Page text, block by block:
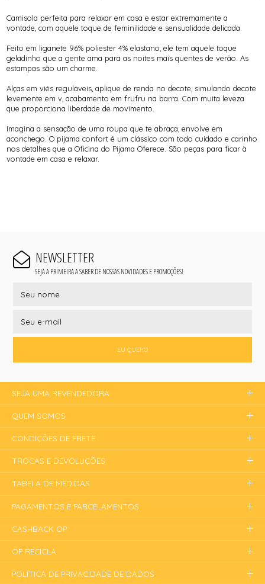
Camisola perfeita para relaxar em casa e estar extremamente a
vontade, com aquele toque de feminilidade e sensualidade delicada.
Feito em liganete 96% poliester 4% elastano, ele tem aquele toque
geladinho que a gente ama para as noites mais quentes de verão. As
estampas são um charme.
Alças em viés reguláveis, aplique de renda no decote, simulando decote
levemente em v, acabamento em frufru na barra. Com muita leveza
que proporciona liberdade de movimento.
Imagina a sensação de uma roupa que te abraça, envolve em
aconchego. O pijama confort é um clássico com todo cuidado e carinho
nos detalhes que a Oficina do Pijama Oferece. São peças para ficar à
vontade em casa e relaxar.
NEWSLETTER
SEJA A PRIMEIRA A SABER DE NOSSAS NOVIDADES E PROMOÇÕES!
EU QUERO
SEJA UMA REVENDEDORA
QUEM SOMOS
CONDIÇÕES DE FRETE
TROCAS E DEVOLUÇÕES
TABELA DE MEDIDAS
PAGAMENTOS E PARCELAMENTOS
CASHBACK OP
OP RECICLA
POLÍTICA DE PRIVACIDADE DE DADOS